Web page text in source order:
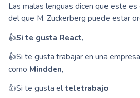
Las malas lenguas dicen que este
del que M. Zuckerberg puede estar
👍Si te gusta React,
👍Si te gusta trabajar en una
como Mindden,
👍Si te gusta elteletrabajo